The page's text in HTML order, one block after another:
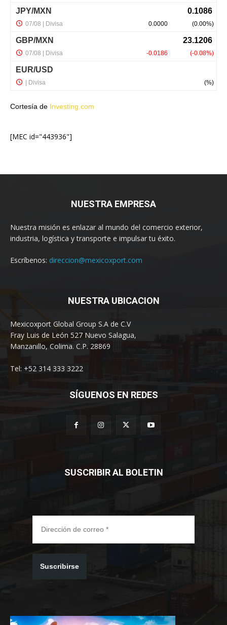
Cortesía de Investing.com
[MEC id="443936"]
NUESTRA EMPRESA
Nuestra misión es enlazar al mundo del comercio exterior,
industria, logística y transporte e impulsar tu éxito.
Escríbenos: direccion@mexicoxport.com
NUESTRA UBICACION
Mexicoxport Global Group S.A de C.V
Fray Luis de León 527 Nuevo Salagua,
Manzanillo, Colima. C.P. 28869
Tel: +52 314 333 3222
SÍGUENOS EN REDES
SUSCRIBIR AL BOLETIN
Suscribirse